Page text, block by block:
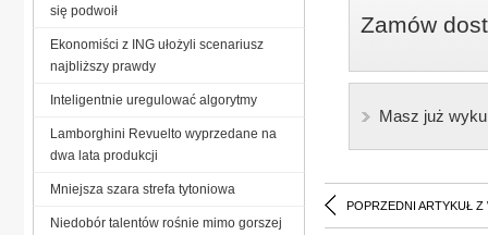
Zamów
Masz już
POPRZEDNI ARTYKUŁ Z
się podwoił
Ekonomiści z ING ułożyli scenariusz
najbliższy prawdy
Inteligentnie uregulować algorytmy
Lamborghini Revuelto wyprzedane na
dwa lata produkcji
Mniejsza szara strefa tytoniowa
Niedobór talentów rośnie mimo gorszej